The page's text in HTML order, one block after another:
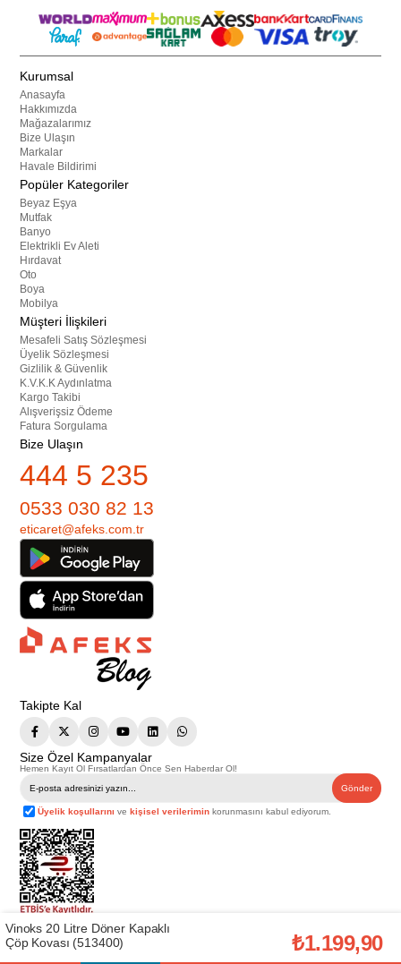
Kurumsal
Anasayfa
Hakkımızda
Mağazalarımız
Bize Ulaşın
Markalar
Havale Bildirimi
Popüler Kategoriler
Beyaz Eşya
Mutfak
Banyo
Elektrikli Ev Aleti
Hırdavat
Oto
Boya
Mobilya
Müşteri İlişkileri
Mesafeli Satış Sözleşmesi
Üyelik Sözleşmesi
Gizlilik & Güvenlik
K.V.K.K Aydınlatma
Kargo Takibi
Alışverişsiz Ödeme
Fatura Sorgulama
Bize Ulaşın
444 5 235
0533 030 82 13
eticaret@afeks.com.tr
Takipte Kal
Size Özel Kampanyalar
Hemen Kayıt Ol Fırsatlardan Önce Sen Haberdar Ol!
Gönder
Üyelik koşullarını vekişisel verilerimin korunmasını kabul ediyorum.
Telif Hakkı © 2026Afeks Yapı Market
. Tüm hakları saklıdır.
Bu web sitesindeki tüm ürünler ticari amaçlıdır. Web sitemizde yer alan
görsel ve yazılı içerikler firmamıza ait olup, firmamızın yazılı izni alınmadan
Vinoks 20 Litre Döner Kapaklı
Çöp Kovası (513400)
₺1.199,90